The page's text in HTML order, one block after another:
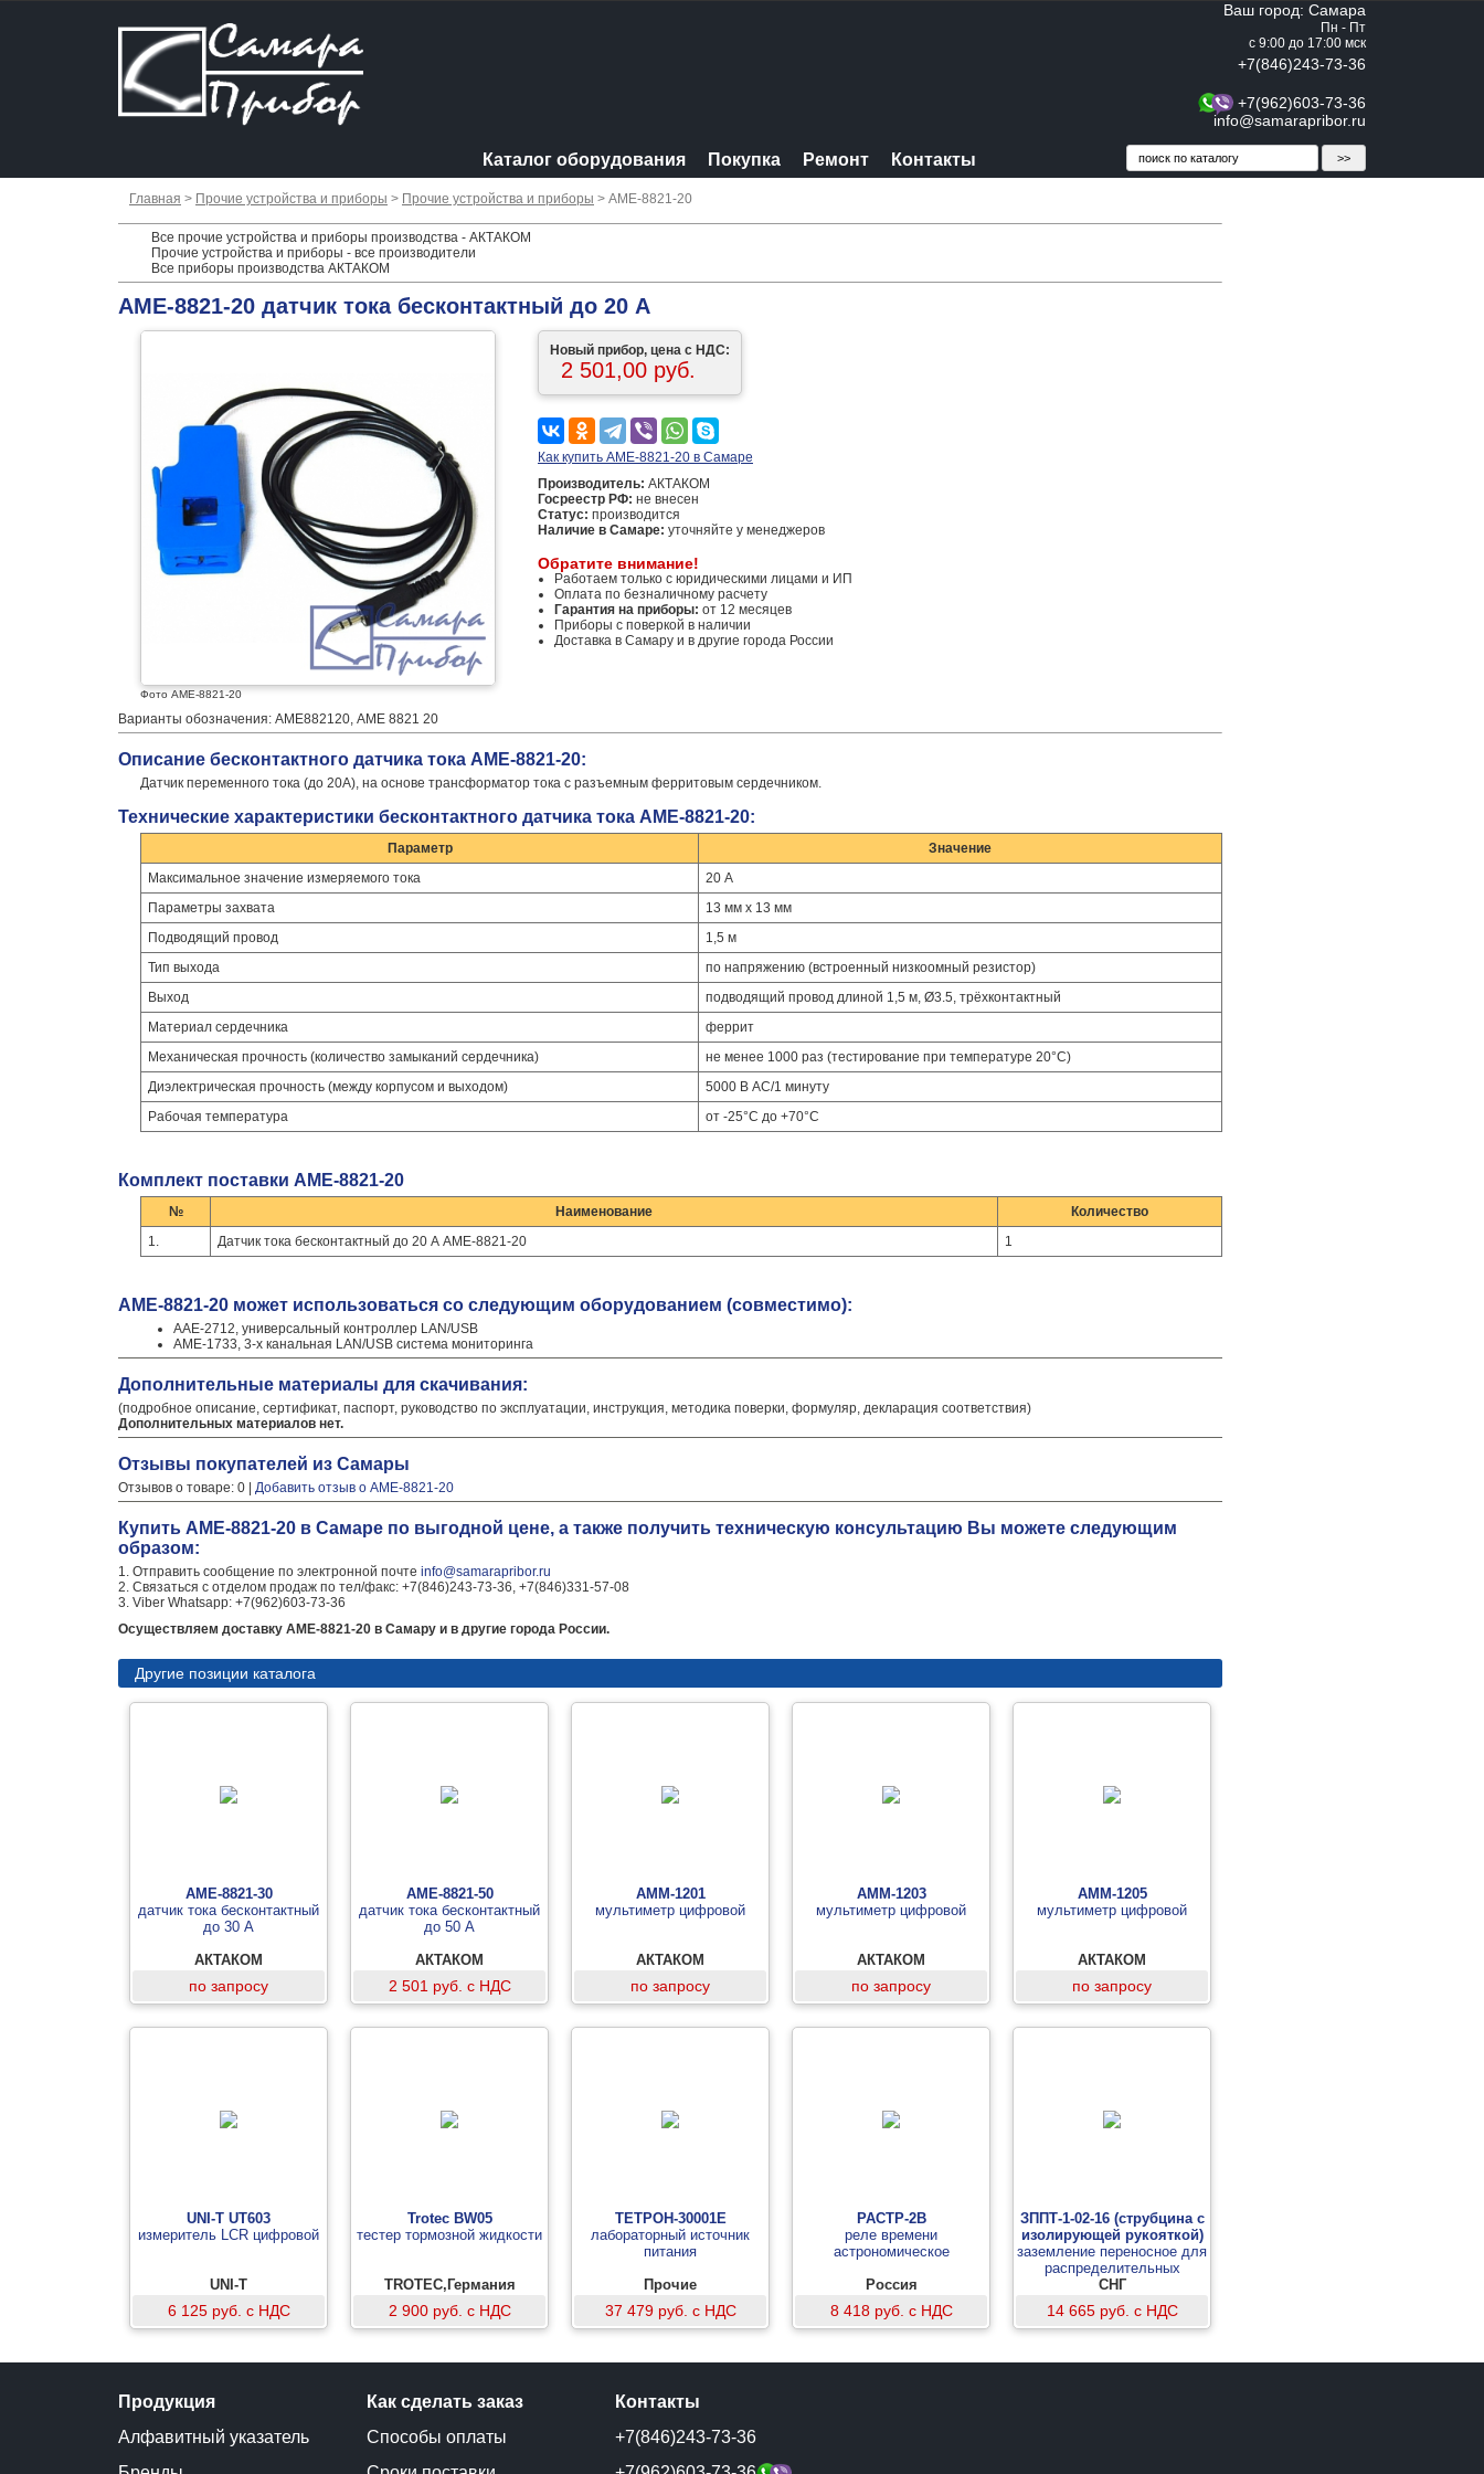
Ваш город: Самара
Пн - Пт
с 9:00 до 17:00 мск
+7(846)243-73-36
+7(962)603-73-36
info@samarapribor.ru
Каталог оборудования Покупка Ремонт Контакты
Главная > Прочие устройства и приборы > Прочие устройства и приборы > АМЕ-8821-20
Все прочие устройства и приборы производства - АКТАКОМ
Прочие устройства и приборы - все производители
Все приборы производства АКТАКОМ
АМЕ-8821-20 датчик тока бесконтактный до 20 А
Фото АМЕ-8821-20
Новый прибор, цена с НДС:
2 501,00 руб.
Как купить АМЕ-8821-20 в Самаре
Производитель: АКТАКОМ
Госреестр РФ: не внесен
Статус: производится
Наличие в Самаре: уточняйте у менеджеров
Обратите внимание!
Работаем только с юридическими лицами и ИП
Оплата по безналичному расчету
Гарантия на приборы: от 12 месяцев
Приборы с поверкой в наличии
Доставка в Самару и в другие города России
Варианты обозначения: АМЕ882120, АМЕ 8821 20
Описание бесконтактного датчика тока АМЕ-8821-20:
Датчик переменного тока (до 20А), на основе трансформатор тока с разъемным ферритовым сердечником.
Технические характеристики бесконтактного датчика тока АМЕ-8821-20:
Параметр
Значение
Максимальное значение измеряемого тока
20 А
Параметры захвата
13 мм x 13 мм
Подводящий провод
1,5 м
Тип выхода
по напряжению (встроенный низкоомный резистор)
Выход
подводящий провод длиной 1,5 м, Ø3.5, трёхконтактный
Материал сердечника
феррит
Механическая прочность (количество замыканий сердечника)
не менее 1000 раз (тестирование при температуре 20°С)
Диэлектрическая прочность (между корпусом и выходом)
5000 В AC/1 минуту
Рабочая температура
от -25°C до +70°C
Комплект поставки АМЕ-8821-20
№ Наименование
Количество
1.
Датчик тока бесконтактный до 20 А АМЕ-8821-20 1
АМЕ-8821-20 может использоваться со следующим оборудованием (совместимо):
ААЕ-2712, универсальный контроллер LAN/USB
АМЕ-1733, 3-х канальная LAN/USB система мониторинга
Дополнительные материалы для скачивания:
(подробное описание, сертификат, паспорт, руководство по эксплуатации, инструкция, методика поверки, формуляр, декларация соответствия)
Дополнительных материалов нет.
Отзывы покупателей из Самары
Отзывов о товаре: 0 | Добавить отзыв о АМЕ-8821-20
Купить АМЕ-8821-20 в Самаре по выгодной цене, а также получить техническую консультацию Вы можете следующим
образом:
1. Отправить сообщение по электронной почте info@samarapribor.ru
2. Связаться с отделом продаж по тел/факс: +7(846)243-73-36, +7(846)331-57-08
3. Viber Whatsapp: +7(962)603-73-36
Осуществляем доставку АМЕ-8821-20 в Самару и в другие города России.
Другие позиции каталога
АМЕ-8821-30
датчик тока бесконтактный
до 30 А
АКТАКОМ
по запросу
АМЕ-8821-50
датчик тока бесконтактный
до 50 А
АКТАКОМ
2 501 руб. с НДС
АММ-1201
мультиметр цифровой
АКТАКОМ
по запросу
АММ-1203
мультиметр цифровой
АКТАКОМ
по запросу
АММ-1205
мультиметр цифровой
АКТАКОМ
по запросу
UNI-T UT603
измеритель LCR цифровой
UNI-T
6 125 руб. с НДС
Trotec BW05
тестер тормозной жидкости
TROTEC,Германия
2 900 руб. с НДС
ТЕТРОН-30001Е
лабораторный источник
питания
Прочие
37 479 руб. с НДС
РАСТР-2В
реле времени
астрономическое
Россия
8 418 руб. с НДС
ЗППТ-1-02-16 (струбцина с
изолирующей рукояткой)
заземление переносное для
распределительных
устройств до 1 кВ
СНГ
14 665 руб. с НДС
Продукция
Алфавитный указатель
Как сделать заказ
Способы оплаты
Контакты
+7(846)243-73-36